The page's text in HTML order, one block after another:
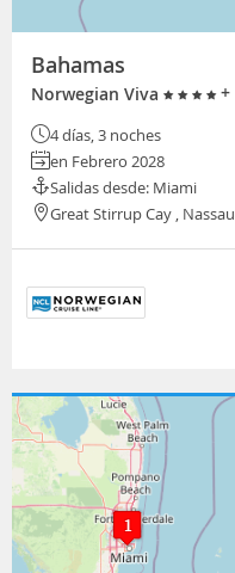
Bahamas
Norwegian Viva +
4 días, 3 noches
en Febrero 2028
Salidas desde: Miami
Great Stirrup Cay , Nassau